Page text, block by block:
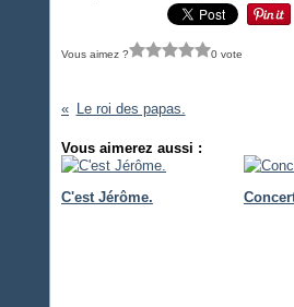
Vous aimez ? 0 vote
Le roi des papas.
Vous aimerez aussi :
C'est Jérôme.